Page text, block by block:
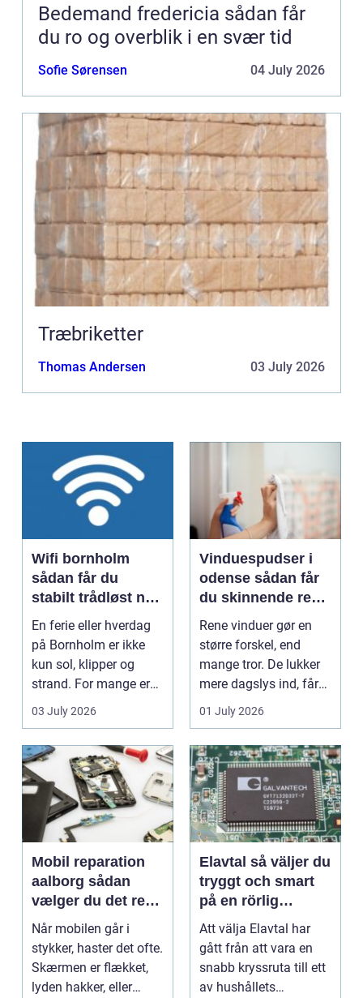
Bedemand fredericia sådan får
du ro og overblik i en svær tid
Sofie Sørensen 04 July 2026
Træbriketter
Thomas Andersen 03 July 2026
Wifi bornholm
sådan får du
stabilt trådløst net
på klippeøen
En ferie eller hverdag
på Bornholm er ikke
kun sol, klipper og
strand. For mange er
en stabil intern...
03 July 2026
Vinduespudser i
odense sådan får
du skinnende rene
ruder året rundt
Rene vinduer gør en
større forskel, end
mange tror. De lukker
mere dagslys ind, får
hjem og erhvervs...
01 July 2026
Mobil reparation
aalborg sådan
vælger du det rette
værksted
Når mobilen går i
stykker, haster det ofte.
Skærmen er flækket,
lyden hakker, eller
Elavtal så väljer du
tryggt och smart
på en rörlig
elmarknad
Att välja Elavtal har
gått från att vara en
snabb kryssruta till ett
av hushållets